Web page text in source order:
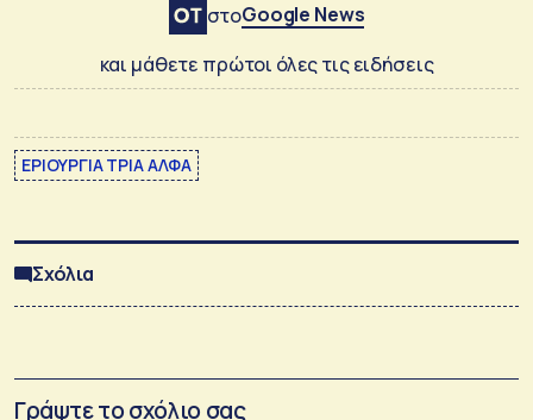
στοGoogle News
και μάθετε πρώτοι όλες τις ειδήσεις
ΕΡΙΟΥΡΓΙΑ ΤΡΙΑ ΑΛΦΑ
Σχόλια
Γράψτε το σχόλιο σας